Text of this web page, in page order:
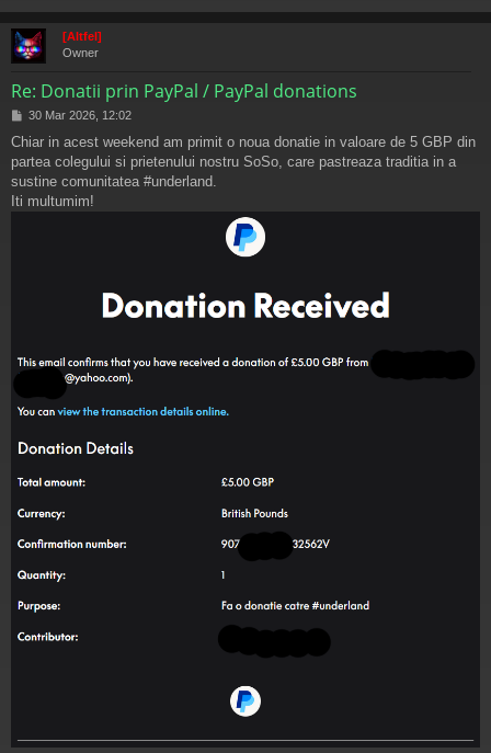
u
[Altfel]
Owner
Re: Donatii prin PayPal / PayPal donations
M
s
a
j
30 Mar 2026, 12:02
Chiar in acest weekend am primit o noua donatie in valoare de 5 GBP din
partea colegului si prietenului nostru SoSo, care pastreaza traditia in a
sustine comunitatea #underland.
Iti multumim!